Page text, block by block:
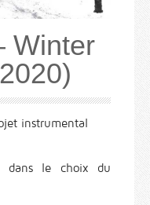
Winter
instrumental
dans le choix du